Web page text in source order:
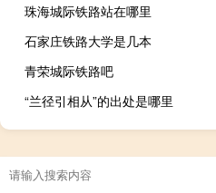
珠海城际铁路站在哪里
石家庄铁路大学是几本
青荣城际铁路吧
“兰径引相从”的出处是哪里